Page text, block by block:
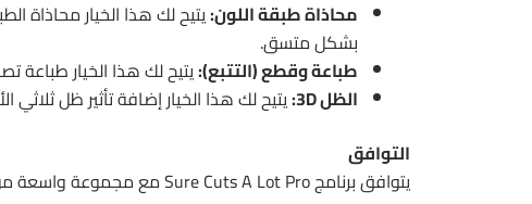
محاذاة طبقة اللون:يتيح لك هذا الخيار محاذاة
بشكل متسق.
طباعة وقطع (التتبع):يتيح لك هذا الخيار طباعة
الظل 3D:
يتيح لك هذا الخيار إضافة تأثير ظل ثلاثي
التوافق
يتوافق برنامج Sure Cuts A Lot Pro مع مجموعة واسعة من آلات القص الإلكترونية ، بما في ذلك: